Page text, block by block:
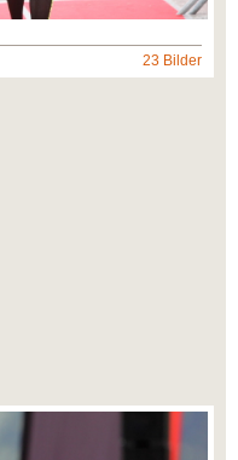
23 Bilder